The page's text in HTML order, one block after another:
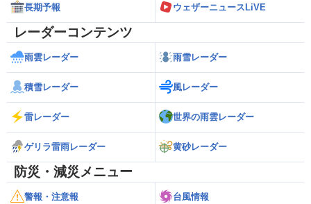
長期予報 ウェザーニュースLiVE
レーダーコンテンツ
雨雲レーダー 雨雪レーダー
積雪レーダー 風レーダー
雷レーダー 世界の雨雲レーダー
ゲリラ雷雨レーダー 黄砂レーダー
防災・減災メニュー
警報・注意報 台風情報